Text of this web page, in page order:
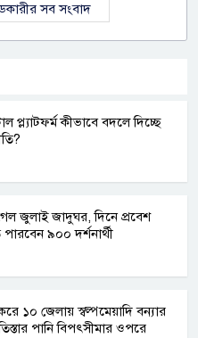
সব সংবাদ
প্ল্যাটফর্ম কীভাবে বদলে দিচ্ছে
জুলাই জাদুঘর, দিনে প্রবেশ
৯০০ দর্শনার্থী
১০ জেলায় স্বল্পমেয়াদি বন্যার
পানি বিপৎসীমার ওপরে